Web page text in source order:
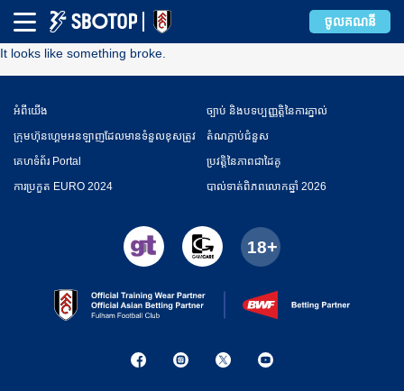
ចូលគណនី
Error
It looks like something broke.
អំពី​​យើង
ច្បាប់ និងបទប្បញ្ញត្តិនៃការភ្នាល់
ក្រុមហ៊ុនហ្គេមអនឡាញដែលមានទំនួលខុសត្រូវ
តំណភ្ជាប់ជំនួស
គេហទំព័រ Portal
ប្រវត្តិនៃភាពជាដៃគូ
ការប្រកួត EURO 2024
​បាល់ទាត់​ពិភពលោកឆ្នាំ 2026